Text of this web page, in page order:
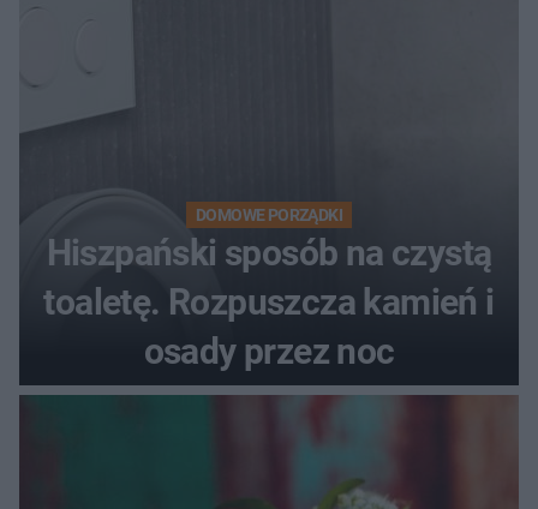
DOMOWE PORZĄDKI
Hiszpański sposób na czystą
toaletę. Rozpuszcza kamień i
osady przez noc